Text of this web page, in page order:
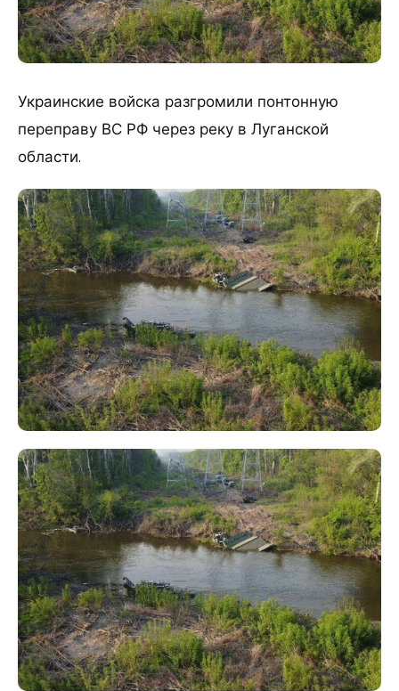
​Украинские войска разгромили понтонную
переправу ВС РФ через реку в Луганской
области.